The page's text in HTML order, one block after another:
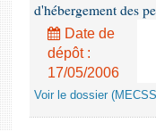
d'hébergement des
Date de
dépôt :
17/05/2006
Voir le dossier